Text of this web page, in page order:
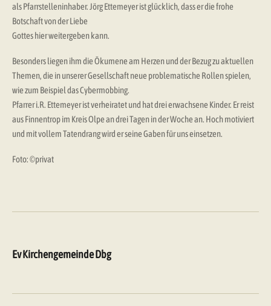
als Pfarrstelleninhaber. Jörg Ettemeyer ist glücklich, dass er die frohe
Botschaft von der Liebe
Gottes hier weitergeben kann.
Besonders liegen ihm die Ökumene am Herzen und der Bezug zu aktuellen
Themen, die in unserer Gesellschaft neue problematische Rollen spielen,
wie zum Beispiel das Cybermobbing.
Pfarrer i.R. Ettemeyer ist verheiratet und hat drei erwachsene Kinder. Er reist
aus Finnentrop im Kreis Olpe an drei Tagen in der Woche an. Hoch motiviert
und mit vollem Tatendrang wird er seine Gaben für uns einsetzen.
Foto: ©privat
Ev Kirchengemeinde Dbg